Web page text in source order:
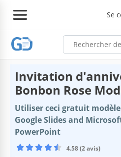
Se
Invitation
Bonbon Rose
Utiliser ceci gratuit
Google Slides and
PowerPoint
4.58 (2 avis)